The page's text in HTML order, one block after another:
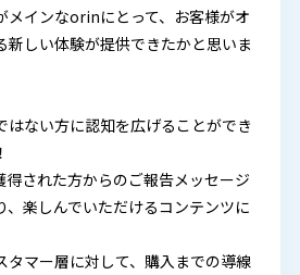
メインなorinにとって、お客様がオ
新しい体験が提供できたかと思いま
ない方に認知を広げることができ
得された方からのご報告メッセージ
、楽しんでいただけるコンテンツに
タマー層に対して、購入までの導線